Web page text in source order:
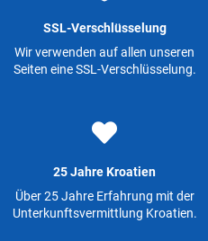
SSL-Verschlüsselung
Wir verwenden auf allen unseren
Seiten eine SSL-Verschlüsselung.
25 Jahre Kroatien
Über 25 Jahre Erfahrung mit der
Unterkunftsvermittlung Kroatien.